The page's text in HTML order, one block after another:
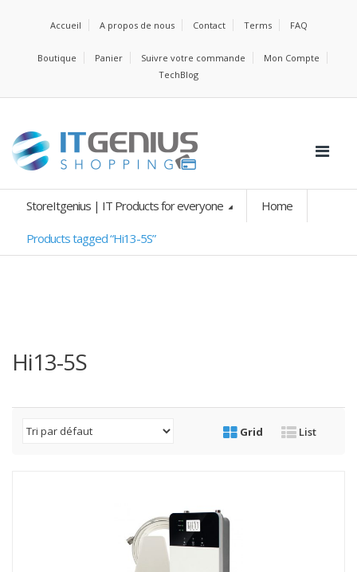
Accueil A propos de nous Contact Terms FAQ
Boutique Panier Suivre votre commande
Mon Compte
TechBlog
StoreItgenius | IT Products for everyone Home
Products tagged “Hi13-5S”
Hi13-5S
Grid List